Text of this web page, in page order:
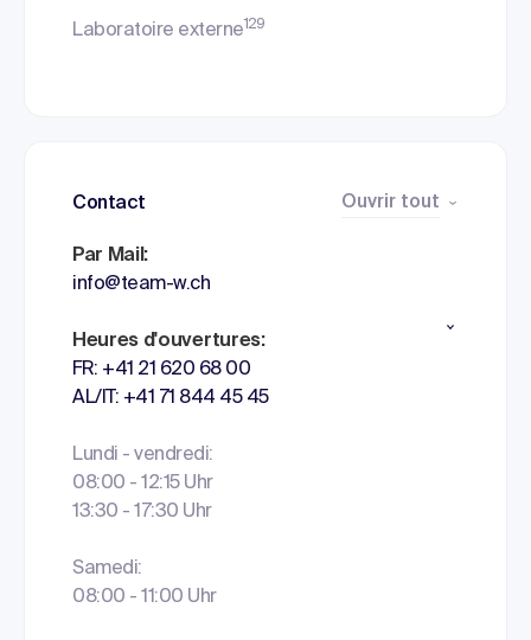
Laboratoire externe129
Contact Ouvrir tout
Par Mail:
info@team-w.ch
Heures d'ouvertures:
FR: +41 21 620 68 00
AL/IT: +41 71 844 45 45
Lundi - vendredi:
08:00 - 12:15 Uhr
13:30 - 17:30 Uhr
Samedi:
08:00 - 11:00 Uhr